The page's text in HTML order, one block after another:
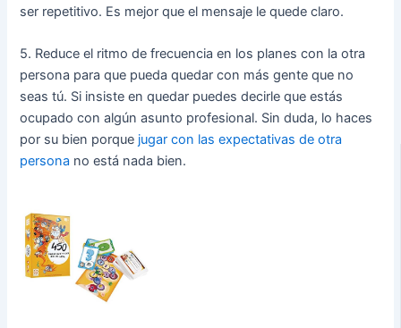
ser repetitivo. Es mejor que el mensaje le quede claro.
5. Reduce el ritmo de frecuencia en los planes con la otra
persona para que pueda quedar con más gente que no
seas tú. Si insiste en quedar puedes decirle que estás
ocupado con algún asunto profesional. Sin duda, lo haces
por su bien porque jugar con las expectativas de otra
persona no está nada bien.